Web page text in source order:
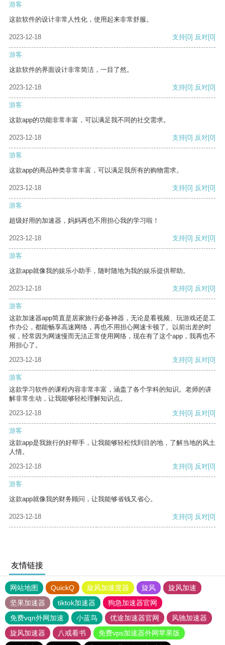
游客
这款软件的设计非常人性化，使用起来非常舒服。
2023-12-18 支持[0] 反对[0]
游客
这款软件的界面设计非常简洁，一目了然。
2023-12-18 支持[0] 反对[0]
游客
这款app的功能非常丰富，可以满足我不同的社交需求。
2023-12-18 支持[0] 反对[0]
游客
这款app的商品种类非常丰富，可以满足我所有的购物需求。
2023-12-18 支持[0] 反对[0]
游客
超级好用的加速器，妈妈再也不用担心我的学习啦！
2023-12-18 支持[0] 反对[0]
游客
这款app就像我的娱乐小助手，随时随地为我的娱乐提供帮助。
2023-12-18 支持[0] 反对[0]
游客
这款加速器app简直是居家旅行必备神器，无论是看视频、玩游戏还是工
作办公，都能畅享高速网络，再也不用担心网速卡顿了。以前出差的时
候，经常因为网速慢而无法正常使用网络，现在有了这个app，我再也不
用担心了。
2023-12-18
支持[0] 反对[0]
游客
这款学习软件的课程内容非常丰富，涵盖了各个学科的知识。老师的讲
解非常生动，让我能够轻松理解知识点。
2023-12-18
支持[0] 反对[0]
游客
这款app是我旅行的好帮手，让我能够轻松找到目的地，了解当地的风土
人情。
2023-12-18
支持[0] 反对[0]
游客
这款app就像我的财务顾问，让我能够省钱又省心。
2023-12-18 支持[0] 反对[0]
友情链接
网站地图 QuickQ 旋风加速度器 旋风
旋风加速
坚果加速器
tiktok加速器
狗急加速器官网
免费vqn外网加速
小蓝鸟 优途加速器官网
风驰加速器
旋风加速器
八戒看书
免费vps加速器外网苹果版